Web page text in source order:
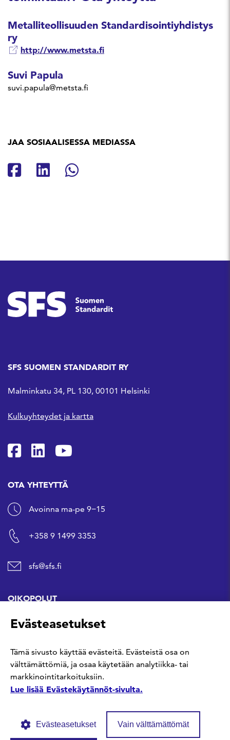
Metalliteollisuuden Standardisointiyhdistys
ry
http://www.metsta.fi
Suvi Papula
suvi.papula@metsta.fi
JAA SOSIAALISESSA MEDIASSA
Jaa Facebookissa
Jaa Linkedinissä
Jaa Whatsappissa
SFS SUOMEN STANDARDIT RY
Malminkatu 34, PL 130, 00101 Helsinki
Kulkuyhteydet ja kartta
SFS Facebookissa
SFS Linkedinissä
SFS Youtubessa
OTA YHTEYTTÄ
Avoinna ma-pe 9−15
+358 9 1499 3353
sfs@sfs.fi
OIKOPOLUT
Hanki standardi
Kommentoi tekeillä olevia standardeja
Evästeasetukset
Tämä sivusto käyttää evästeitä. Evästeistä osa on
välttämättömiä, ja osaa käytetään analytiikka- tai
markkinointitarkoituksiin.
Lue lisää Evästekäytännöt-sivulta.
Evästeasetukset Vain välttämättömät